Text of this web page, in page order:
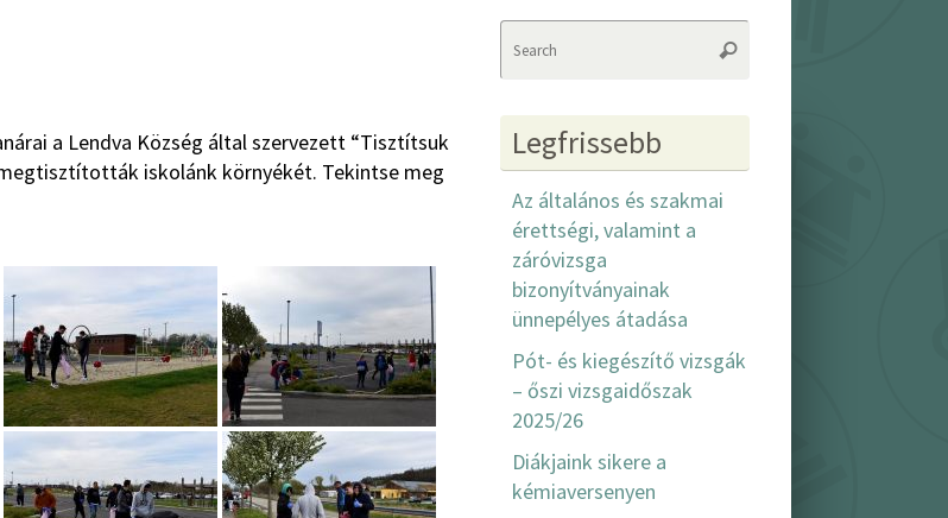
a Lendva Község által szervezett “Tisztítsuk
iskolánk környékét. Tekintse meg
Search
Legfrissebb
Az általános és szakmai
érettségi, valamint a
záróvizsga
bizonyítványainak
ünnepélyes átadása
Pót- és kiegészítő vizsgák
– őszi vizsgaidőszak
2025/26
Diákjaink sikere a
kémiaversenyen